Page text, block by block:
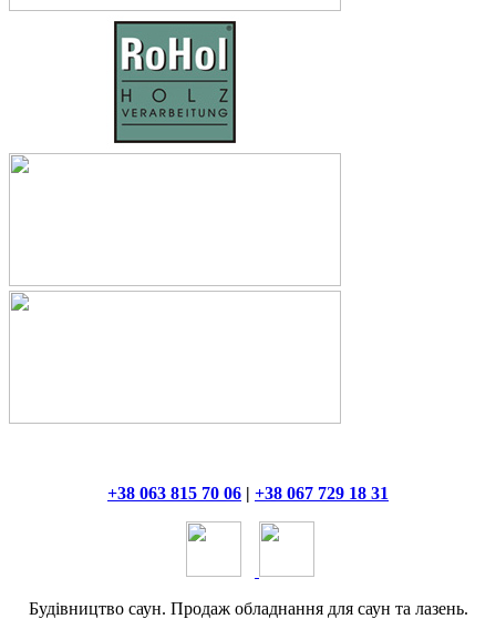
+38 063 815 70 06 | +38 067 729 18 31
Будівництво саун. Продаж обладнання для саун та лазень.